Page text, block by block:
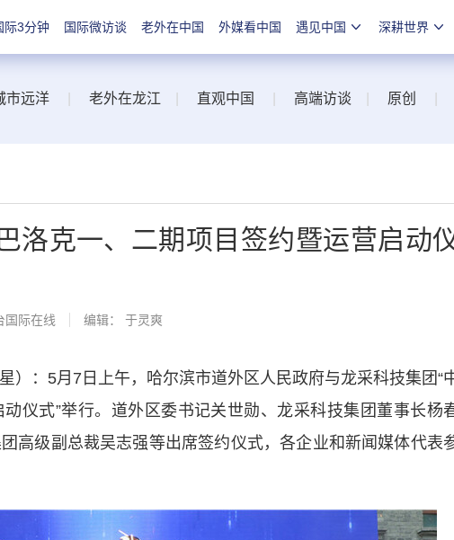
际3分钟 国际微访谈 老外在中国 外媒看中国 遇见中国 深耕世界
市远洋 老外在龙江 直观中国 高端访谈 原创
洛克一、二期项目签约暨运营启动
国际在线 编辑： 于灵爽
：5月7日上午，哈尔滨市道外区人民政府与龙采科技集团“
仪式”举行。道外区委书记关世勋、龙采科技集团董事长杨
高级副总裁吴志强等出席签约仪式，各企业和新闻媒体代表